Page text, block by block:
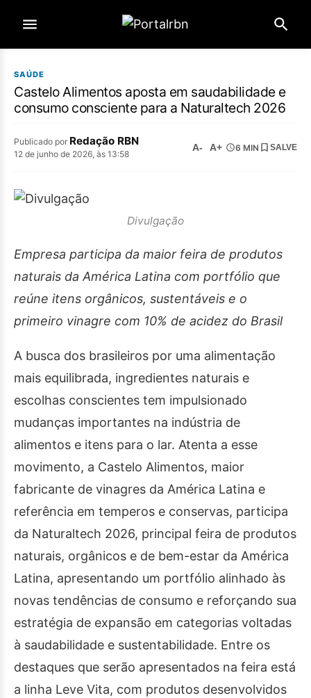
SAÚDE
Castelo Alimentos aposta em saudabilidade e
consumo consciente para a Naturaltech 2026
Publicado por Redação RBN
12 de junho de 2026, às 13:58
A- A+ 6 MIN SALVE
Divulgação
Empresa participa da maior feira de produtos
naturais da América Latina com portfólio que
reúne itens orgânicos, sustentáveis e o
primeiro vinagre com 10% de acidez do Brasil
A busca dos brasileiros por uma alimentação
mais equilibrada, ingredientes naturais e
escolhas conscientes tem impulsionado
mudanças importantes na indústria de
alimentos e itens para o lar. Atenta a esse
movimento, a Castelo Alimentos, maior
fabricante de vinagres da América Latina e
referência em temperos e conservas, participa
da Naturaltech 2026, principal feira de produtos
naturais, orgânicos e de bem-estar da América
Latina, apresentando um portfólio alinhado às
novas tendências de consumo e reforçando sua
estratégia de expansão em categorias voltadas
à saudabilidade e sustentabilidade. Entre os
destaques que serão apresentados na feira está
a linha Leve Vita, com produtos desenvolvidos